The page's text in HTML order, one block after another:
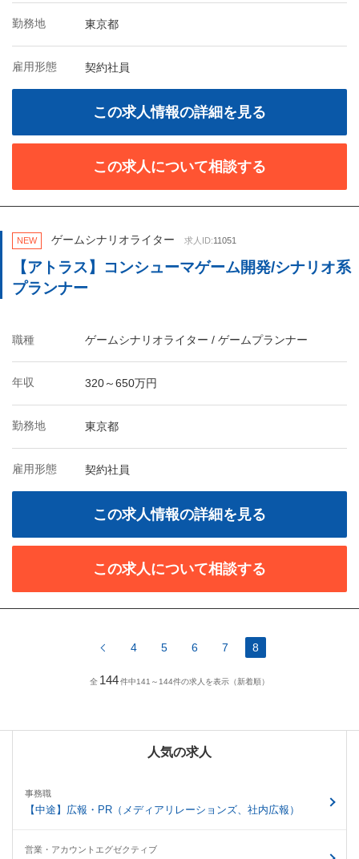
勤務地 東京都
雇用形態 契約社員
この求人情報の詳細を見る
この求人について相談する
NEW ゲームシナリオライター 求人ID:11051
【アトラス】コンシューマゲーム開発/シナリオ系
プランナー
職種 ゲームシナリオライター / ゲームプランナー
年収 320～650万円
勤務地 東京都
雇用形態 契約社員
この求人情報の詳細を見る
この求人について相談する
4 5 6 7 8
全 144件中141～144件の求人を表示（新着順）
人気の求人
事務職
【中途】広報・PR（メディアリレーションズ、社内広報）
営業・アカウントエグゼクティブ